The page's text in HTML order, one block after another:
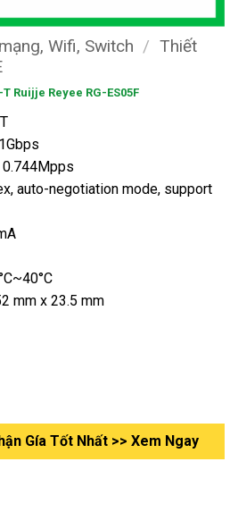
Wifi, Switch / Thiết
Ruijje Reyee RG-ES05F
0.744Mpps
auto-negotiation mode, support
mm x 23.5 mm
Gía Tốt Nhất >> Xem Ngay